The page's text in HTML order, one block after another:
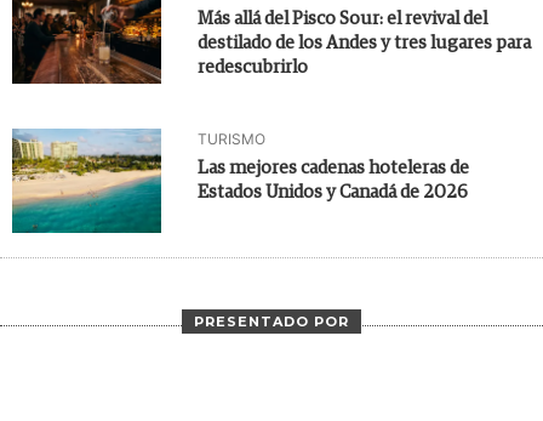
Más allá del Pisco Sour: el revival del
destilado de los Andes y tres lugares para
redescubrirlo
TURISMO
Las mejores cadenas hoteleras de
Estados Unidos y Canadá de 2026
PRESENTADO POR